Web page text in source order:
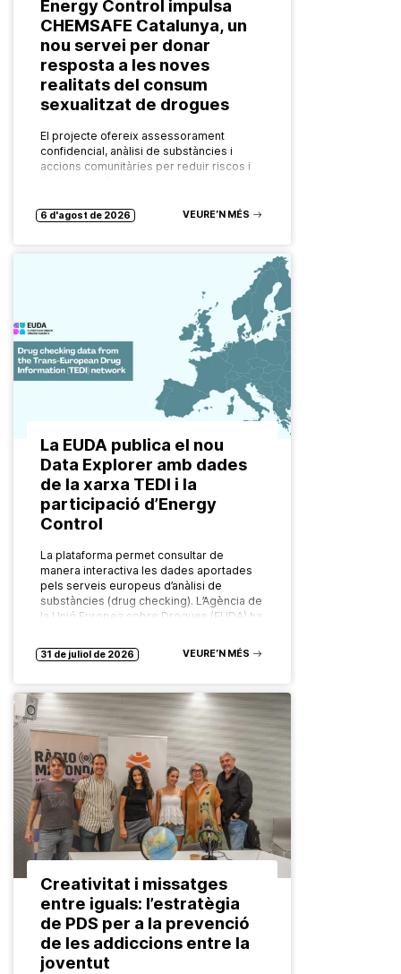
Energy Control impulsa
CHEMSAFE Catalunya, un
nou servei per donar
resposta a les noves
realitats del consum
sexualitzat de drogues
El projecte ofereix assessorament
confidencial, anàlisi de substàncies i
accions comunitàries per reduir riscos i
evolucionen constantment. També ho…
6 d'agost de 2026 VEURE’N MÉS
La EUDA publica el nou
Data Explorer amb dades
de la xarxa TEDI i la
participació d’Energy
Control
La plataforma permet consultar de
manera interactiva les dades aportades
pels serveis europeus d’anàlisi de
substàncies (drug checking). L’Agència de
la Unió Europea sobre Drogues (EUDA) ha
31 de juliol de 2026 VEURE’N MÉS
Creativitat i missatges
entre iguals: l’estratègia
de PDS per a la prevenció
de les addiccions entre la
joventut